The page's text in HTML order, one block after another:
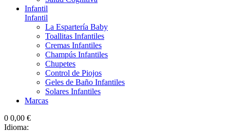
Infantil
Infantil
La Espartería Baby
Toallitas Infantiles
Cremas Infantiles
Champús Infantiles
Chupetes
Control de Piojos
Geles de Baño Infantiles
Solares Infantiles
Marcas
0 0,00 €
Idioma: